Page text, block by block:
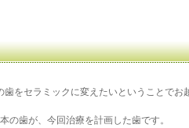
をセラミックに変えたいということでお
の歯が、今回治療を計画した歯です。